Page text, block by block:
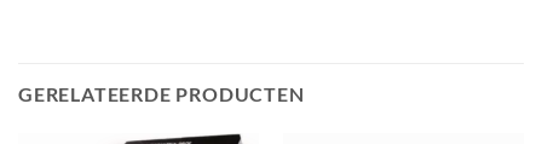
GERELATEERDE PRODUCTEN